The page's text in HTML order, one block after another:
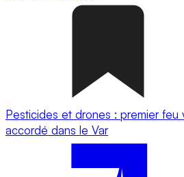
Pesticides et drones : premier feu
accordé dans le Var